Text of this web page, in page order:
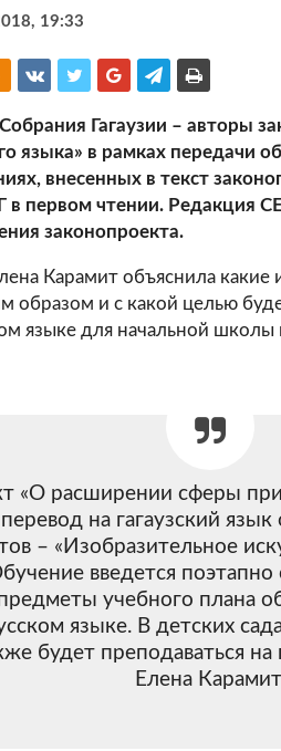
19:33
Гагаузии – авторы
языка» в рамках передачи
внесенных в текст
в первом чтении. Редакция
законопроекта.
Карамит объяснила какие
образом и с какой целью
языке для начальной
«О расширении сферы
на гагаузский
– «Изобразительное
введется
учебного плана
языке. В детских
будет преподаваться на
Елена